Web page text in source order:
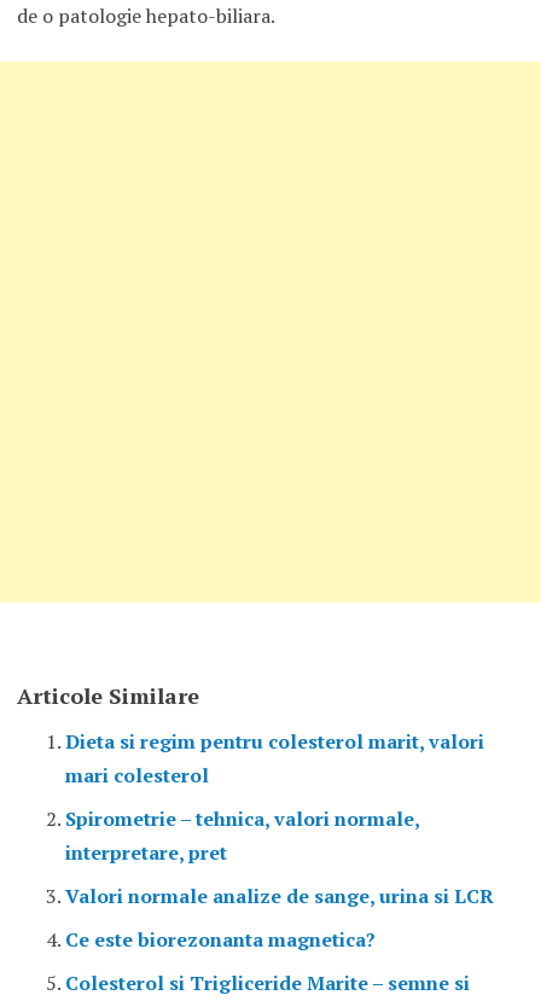
de o patologie hepato-biliara.
Articole Similare
Dieta si regim pentru colesterol marit, valori
mari colesterol
Spirometrie – tehnica, valori normale,
interpretare, pret
Valori normale analize de sange, urina si LCR
Ce este biorezonanta magnetica?
Colesterol si Trigliceride Marite – semne si